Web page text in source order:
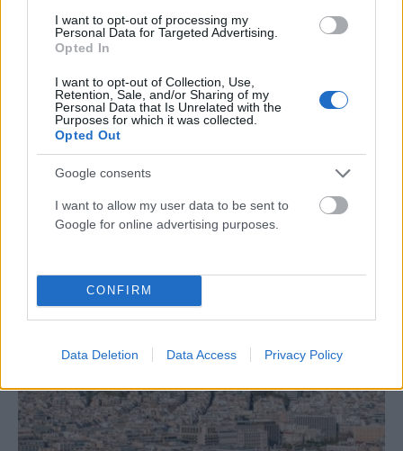
I want to opt-out of processing my
Personal Data for Targeted Advertising.
Opted In
I want to opt-out of Collection, Use,
Retention, Sale, and/or Sharing of my
Personal Data that Is Unrelated with the
Purposes for which it was collected.
Opted Out
Google consents
I want to allow my user data to be sent to
Google for online advertising purposes.
CONFIRM
Data Deletion Data Access Privacy Policy
ΟΙΚΟΝΟΜΊΑ
myAGRO 2026: Άνοιξε η πλατφόρμα και αλλάζουν όλα
στις αγροτικές ενισχύσεις